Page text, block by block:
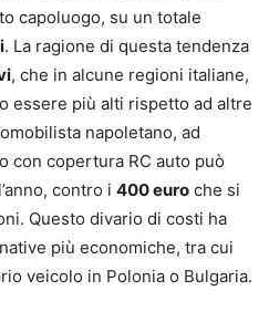
capoluogo, su un totale
. La ragione di questa tendenza
, che in alcune regioni italiane,
essere più alti rispetto ad altre
napoletano, ad
con copertura RC auto può
contro i 400 euro che si
Questo divario di costi ha
più economiche, tra cui
veicolo in Polonia o Bulgaria.